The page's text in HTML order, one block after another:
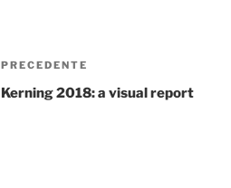
Navigazione
articoli
Articolo
precedente:
PRECEDENTE
Kerning 2018: a visual report